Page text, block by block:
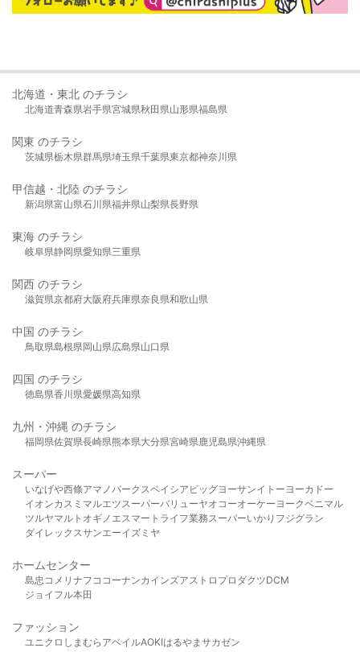
北海道・東北 のチラシ
北海道青森県岩手県宮城県秋田県山形県福島県
関東 のチラシ
茨城県栃木県群馬県埼玉県千葉県東京都神奈川県
甲信越・北陸 のチラシ
新潟県富山県石川県福井県山梨県長野県
東海 のチラシ
岐阜県静岡県愛知県三重県
関西 のチラシ
滋賀県京都府大阪府兵庫県奈良県和歌山県
中国 のチラシ
鳥取県島根県岡山県広島県山口県
四国 のチラシ
徳島県香川県愛媛県高知県
九州・沖縄 のチラシ
福岡県佐賀県長崎県熊本県大分県宮崎県 鹿児島県沖縄県
スーパー
いなげや西條アマノパークスベイシア ビッグヨーサンイトーヨーカドー
イオンカスミ マルエツ スーパーバリューヤオコーオーケー ヨークベニマル
ツルヤマルト オギノ エスマート ライフ業務スーパーいかり フジグラン
ダイレックスサンエーイズミヤ
ホームセンター
島忠 コメリ ナフコ コーナンカインズアストロプロダクツDCM
ジョイフル本田
ファッション
ユニクロ しまむら アベイルAOKIはるやま サカゼン